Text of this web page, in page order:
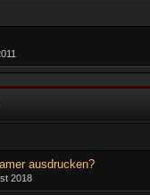
ausdrucken?
2018